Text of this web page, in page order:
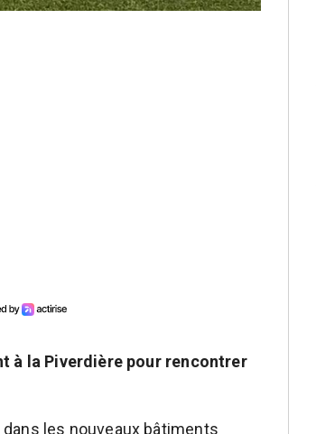
à la Piverdière pour rencontrer
dans les nouveaux bâtiments